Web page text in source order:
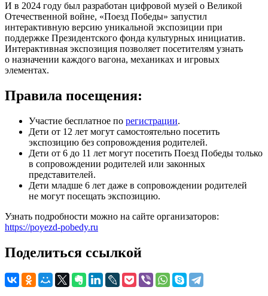
И в 2024 году был разработан цифровой музей о Великой
Отечественной войне, «Поезд Победы» запустил
интерактивную версию уникальной экспозиции при
поддержке Президентского фонда культурных инициатив.
Интерактивная экспозиция позволяет посетителям узнать
о назначении каждого вагона, механиках и игровых
элементах.
Правила посещения:
Участие бесплатное по регистрации.
Дети от 12 лет могут самостоятельно посетить
экспозицию без сопровождения родителей.
Дети от 6 до 11 лет могут посетить Поезд Победы только
в сопровождении родителей или законных
представителей.
Дети младше 6 лет даже в сопровождении родителей
не могут посещать экспозицию.
Узнать подробности можно на сайте организаторов:
https://poyezd-pobedy.ru
Поделиться ссылкой